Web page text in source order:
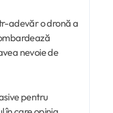
adevăr o dronă a
nevoie de
pentru